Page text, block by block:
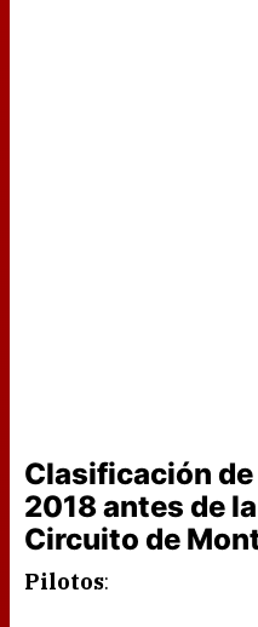
Clasificación de
2018 antes de
Circuito de
Pilotos: